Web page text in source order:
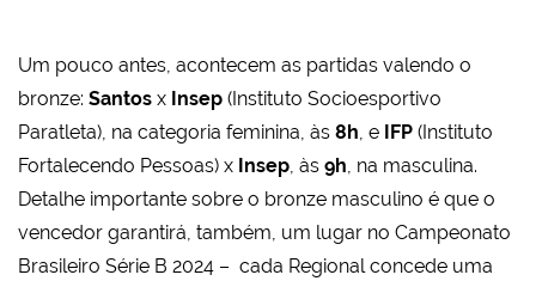
Um pouco antes, acontecem as partidas valendo o
bronze: Santos x Insep (Instituto Socioesportivo
Paratleta), na categoria feminina, às 8h, e IFP (Instituto
Fortalecendo Pessoas) x Insep, às 9h, na masculina.
Detalhe importante sobre o bronze masculino é que o
vencedor garantirá, também, um lugar no Campeonato
Brasileiro Série B 2024 – cada Regional concede uma